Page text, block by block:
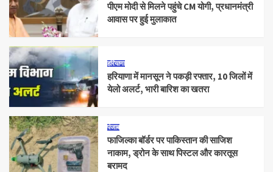
पीएम मोदी से मिलने पहुंचे CM योगी, प्रधानमंत्री
आवास पर हुई मुलाकात
हरियाणा
हरियाणा में मानसून ने पकड़ी रफ्तार, 10 जिलों में
येलो अलर्ट, भारी बारिश का खतरा
पंजाब
फाजिल्का बॉर्डर पर पाकिस्तान की साजिश
नाकाम, ड्रोन के साथ पिस्टल और कारतूस
बरामद